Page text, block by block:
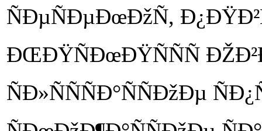
ÑÐµÑÐµÐœÐžÑ,
ÐŒÐŸÑÐœÐŸÑÑÑ
ÑÐ»ÑÑÑÐ°ÑÑÐžÐµ